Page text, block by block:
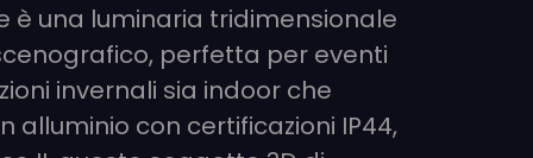
è una luminaria tridimensionale
perfetta per eventi
invernali sia indoor che
alluminio con certificazioni IP44,